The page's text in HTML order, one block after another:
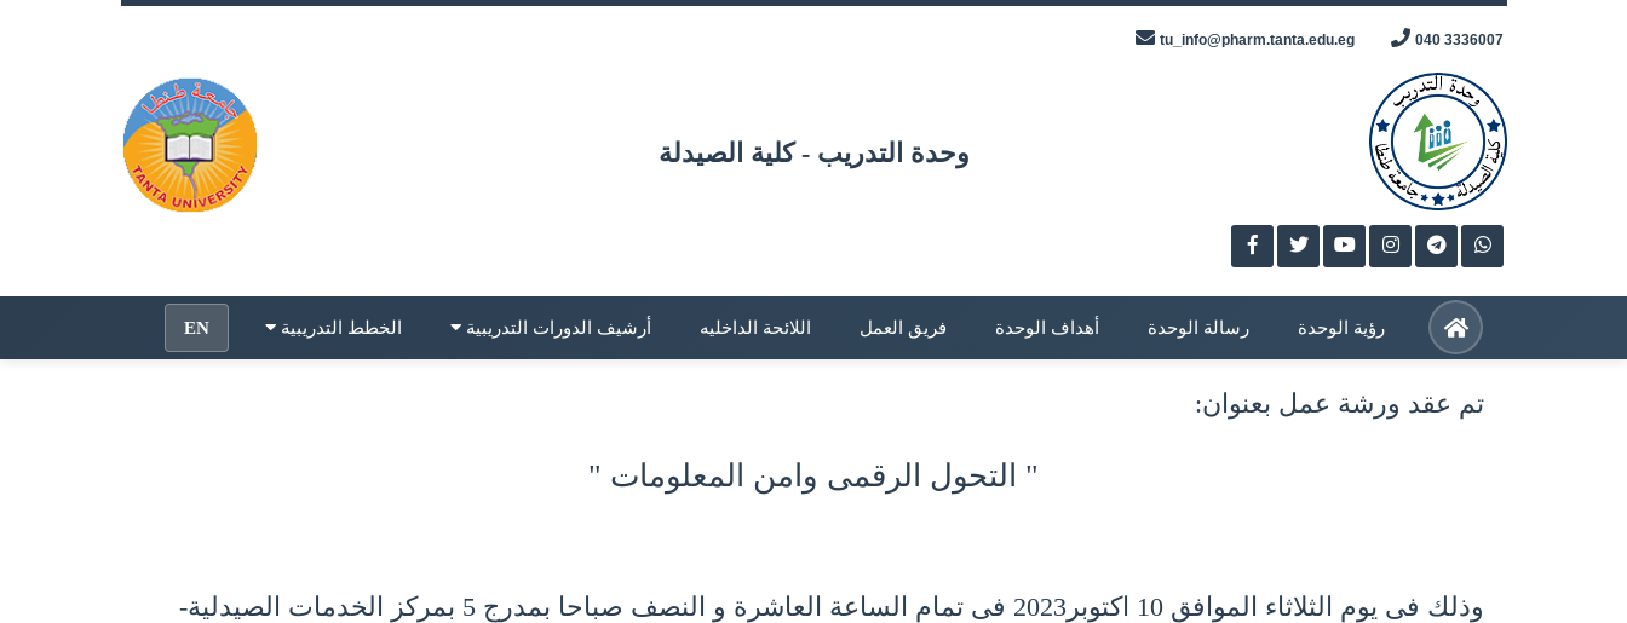
وحدة التدريب - كلية الصيدلة
3336007 040
tu_info@pharm.tanta.edu.eg
رؤية الوحدة رسالة الوحدة أهداف الوحدة فريق العمل اللائحة الداخليه أرشيف الدورات التدريبية الخطط التدريبية EN
تم عقد ورشة عمل بعنوان:
" التحول الرقمى وامن المعلومات "
وذلك فى يوم الثلاثاء الموافق 10 اكتوبر2023 فى تمام الساعة العاشرة و النصف صباحا بمدرج 5 بمركز الخدمات الصيدلية-